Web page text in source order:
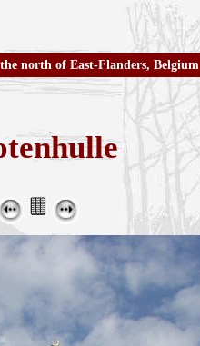
north of East-Flanders, Belgium